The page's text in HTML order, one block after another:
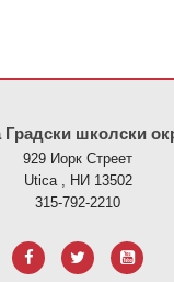
Градски школски
929 Иорк Стреет
Utica , НИ 13502
315-792-2210